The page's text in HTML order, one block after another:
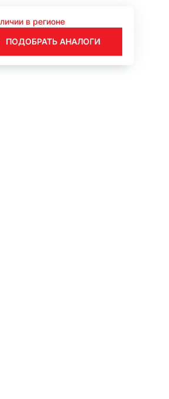
в регионе
ПОДОБРАТЬ АНАЛОГИ